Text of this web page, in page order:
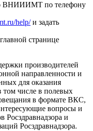
ВНИИИМТ по телефону
help/и задать
странице
производителей
направленности и
для оказания
числе в полевых
в формате ВКС,
вопросы и
Росздравнадзора и
Росздравнадзора.